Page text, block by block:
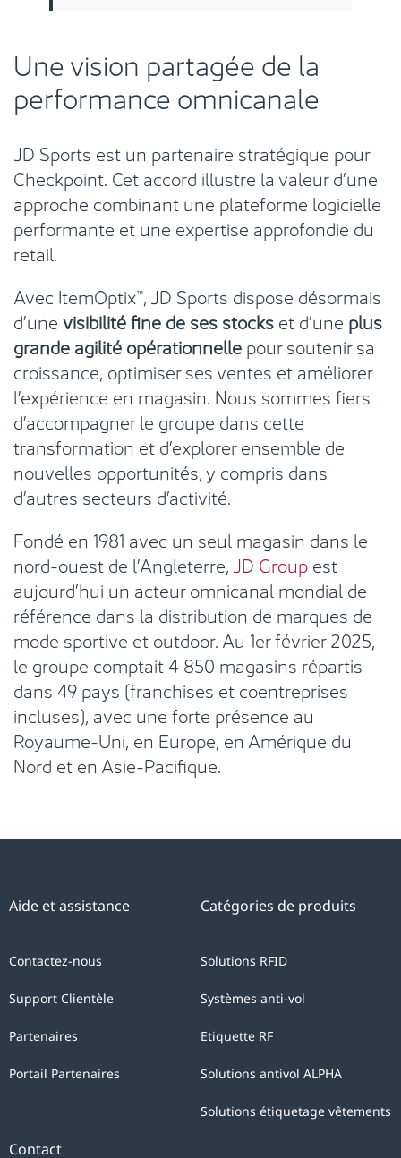
Une vision partagée de la
performance omnicanale
JD Sports est un partenaire stratégique pour
Checkpoint. Cet accord illustre la valeur d’une
approche combinant une plateforme logicielle
performante et une expertise approfondie du
retail.
Avec ItemOptix™, JD Sports dispose désormais
d’unevisibilité fine de ses stockset d’une plus
grande agilité opérationnellepour soutenir sa
croissance, optimiser ses ventes et améliorer
l’expérience en magasin. Nous sommes fiers
d’accompagner le groupe dans cette
transformation et d’explorer ensemble de
nouvelles opportunités, y compris dans
d’autres secteurs d’activité.
Fondé en 1981 avec un seul magasin dans le
nord-ouest de l’Angleterre,JD Groupest
aujourd’hui un acteur omnicanal mondial de
référence dans la distribution de marques de
mode sportive et outdoor. Au 1er février 2025,
le groupe comptait 4 850 magasins répartis
dans 49 pays (franchises et coentreprises
incluses), avec une forte présence au
Royaume-Uni, en Europe, en Amérique du
Nord et en Asie-Pacifique.
Catégories de produits
Solutions RFID
Systèmes anti-vol
Etiquette RF
Solutions antivol ALPHA
Solutions étiquetage vêtements
Aide et assistance
Contactez-nous
Support Clientèle
Partenaires
Portail Partenaires
Contact